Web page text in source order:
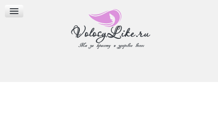
МАСКИ ДЛЯ ВОЛОС
МАСЛА ДЛЯ ВОЛОС